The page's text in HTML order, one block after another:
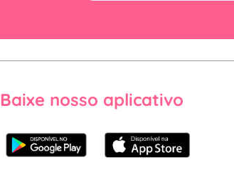
Baixe nosso aplicativo